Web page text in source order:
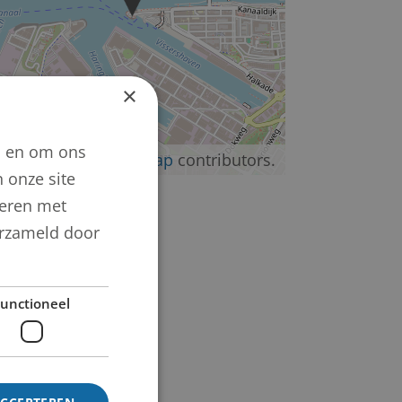
© OpenStreetMap contributors.
×
om ons
onze site
met
door